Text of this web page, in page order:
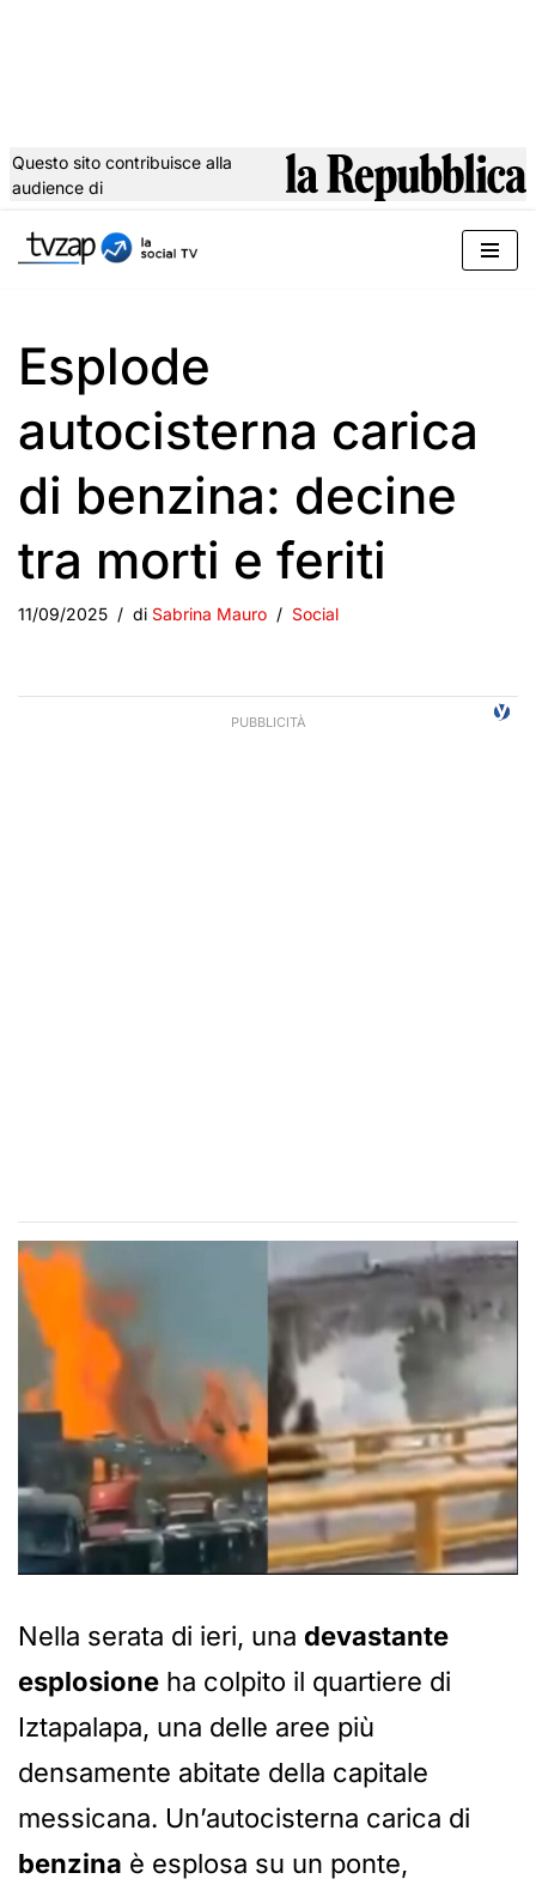
al
Questo sito contribuisce alla
audience di
Esplode
autocisterna carica
di benzina: decine
tra morti e feriti
11/09/2025 di Sabrina Mauro Social
Nella serata di ieri, una devastante
esplosione ha colpito il quartiere di
Iztapalapa, una delle aree più
densamente abitate della capitale
messicana. Un’autocisterna carica di
benzina è esplosa su un ponte,